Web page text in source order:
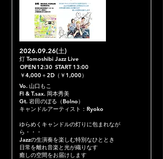
2026.09.26(土)
灯 Tomoshibi Jazz Live
OPEN 12:30 START 13:00
￥4,000＋2D（￥1,000）
Vo. 山口もこ
Fl & T.sax. 岡本秀美
Gt. 岩田のぼる（Bolno）
キャンドルアーティスト：Ryoko
ゆらめくキャンドルの灯りに包まれなが
ら・・・
Jazzの生演奏を楽しむ特別なひととき
日常を離れ音楽と光が織りなす
癒しの空間をお届けします